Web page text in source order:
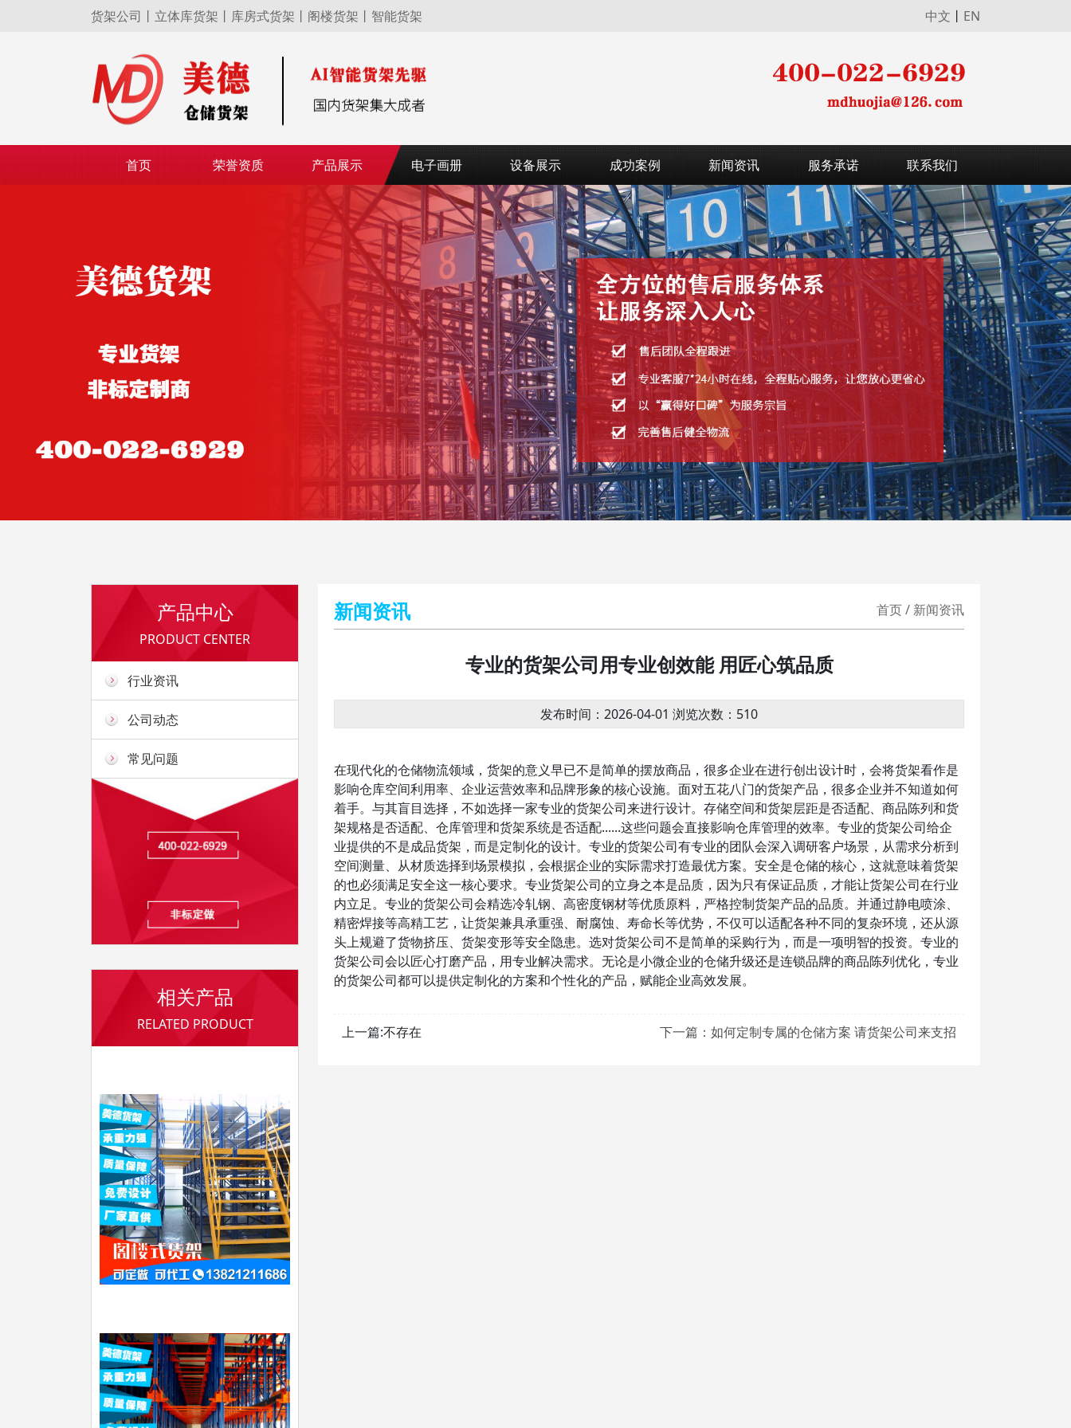
货架公司丨立体库货架丨库房式货架丨阁楼货架丨智能货架 中文 丨 EN
首页 荣誉资质 产品展示 电子画册 设备展示 成功案例 新闻资讯 服务承诺 联系我们
产品中心
PRODUCT CENTER
行业资讯
公司动态
常见问题
相关产品
RELATED PRODUCT
新闻资讯 首页 / 新闻资讯
专业的货架公司用专业创效能 用匠心筑品质
发布时间：2026-04-01 浏览次数：510
在现代化的仓储物流领域，货架的意义早已不是简单的摆放商品，很多企业在进行创出设计时，会将货架看作是
影响仓库空间利用率、企业运营效率和品牌形象的核心设施。面对五花八门的货架产品，很多企业并不知道如何
着手。与其盲目选择，不如选择一家专业的货架公司来进行设计。存储空间和货架层距是否适配、商品陈列和货
架规格是否适配、仓库管理和货架系统是否适配......这些问题会直接影响仓库管理的效率。专业的货架公司给企
业提供的不是成品货架，而是定制化的设计。专业的货架公司有专业的团队会深入调研客户场景，从需求分析到
空间测量、从材质选择到场景模拟，会根据企业的实际需求打造最优方案。安全是仓储的核心，这就意味着货架
的也必须满足安全这一核心要求。专业货架公司的立身之本是品质，因为只有保证品质，才能让货架公司在行业
内立足。专业的货架公司会精选冷轧钢、高密度钢材等优质原料，严格控制货架产品的品质。并通过静电喷涂、
精密焊接等高精工艺，让货架兼具承重强、耐腐蚀、寿命长等优势，不仅可以适配各种不同的复杂环境，还从源
头上规避了货物挤压、货架变形等安全隐患。选对货架公司不是简单的采购行为，而是一项明智的投资。专业的
货架公司会以匠心打磨产品，用专业解决需求。无论是小微企业的仓储升级还是连锁品牌的商品陈列优化，专业
的货架公司都可以提供定制化的方案和个性化的产品，赋能企业高效发展。
上一篇:不存在 下一篇：如何定制专属的仓储方案 请货架公司来支招